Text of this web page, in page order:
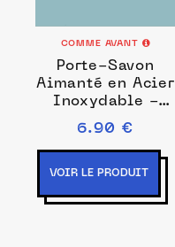
COMME AVANT
Porte-Savon
Aimanté en Acier
Inoxydable -
Ventouse Savon
& Shampoing
6.90 €
VOIR LE PRODUIT